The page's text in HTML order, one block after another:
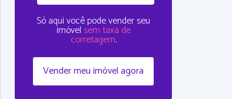
Só aqui você pode vender seu
imóvel sem taxa de
corretagem.
Vender meu imóvel agora